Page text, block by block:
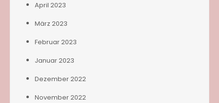
April 2023
März 2023
Februar 2023
Januar 2023
Dezember 2022
November 2022